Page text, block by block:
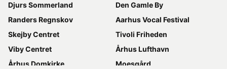
Djurs Sommerland
Den Gamle By
Randers Regnskov
Aarhus Vocal Festival
Skejby Centret
Tivoli Friheden
Viby Centret
Århus Lufthavn
Århus Domkirke
Moesgård